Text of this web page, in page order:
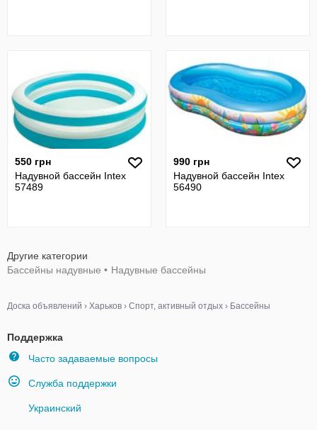
550 грн
Надувной бассейн Intex
57489
990 грн
Надувной бассейн Intex
56490
Другие категории
Бассейны надувные • Надувные бассейны
Доска объявлений › Харьков › Спорт, активный отдых › Бассейны
Поддержка
Часто задаваемые вопросы
Служба поддержки
Украинский